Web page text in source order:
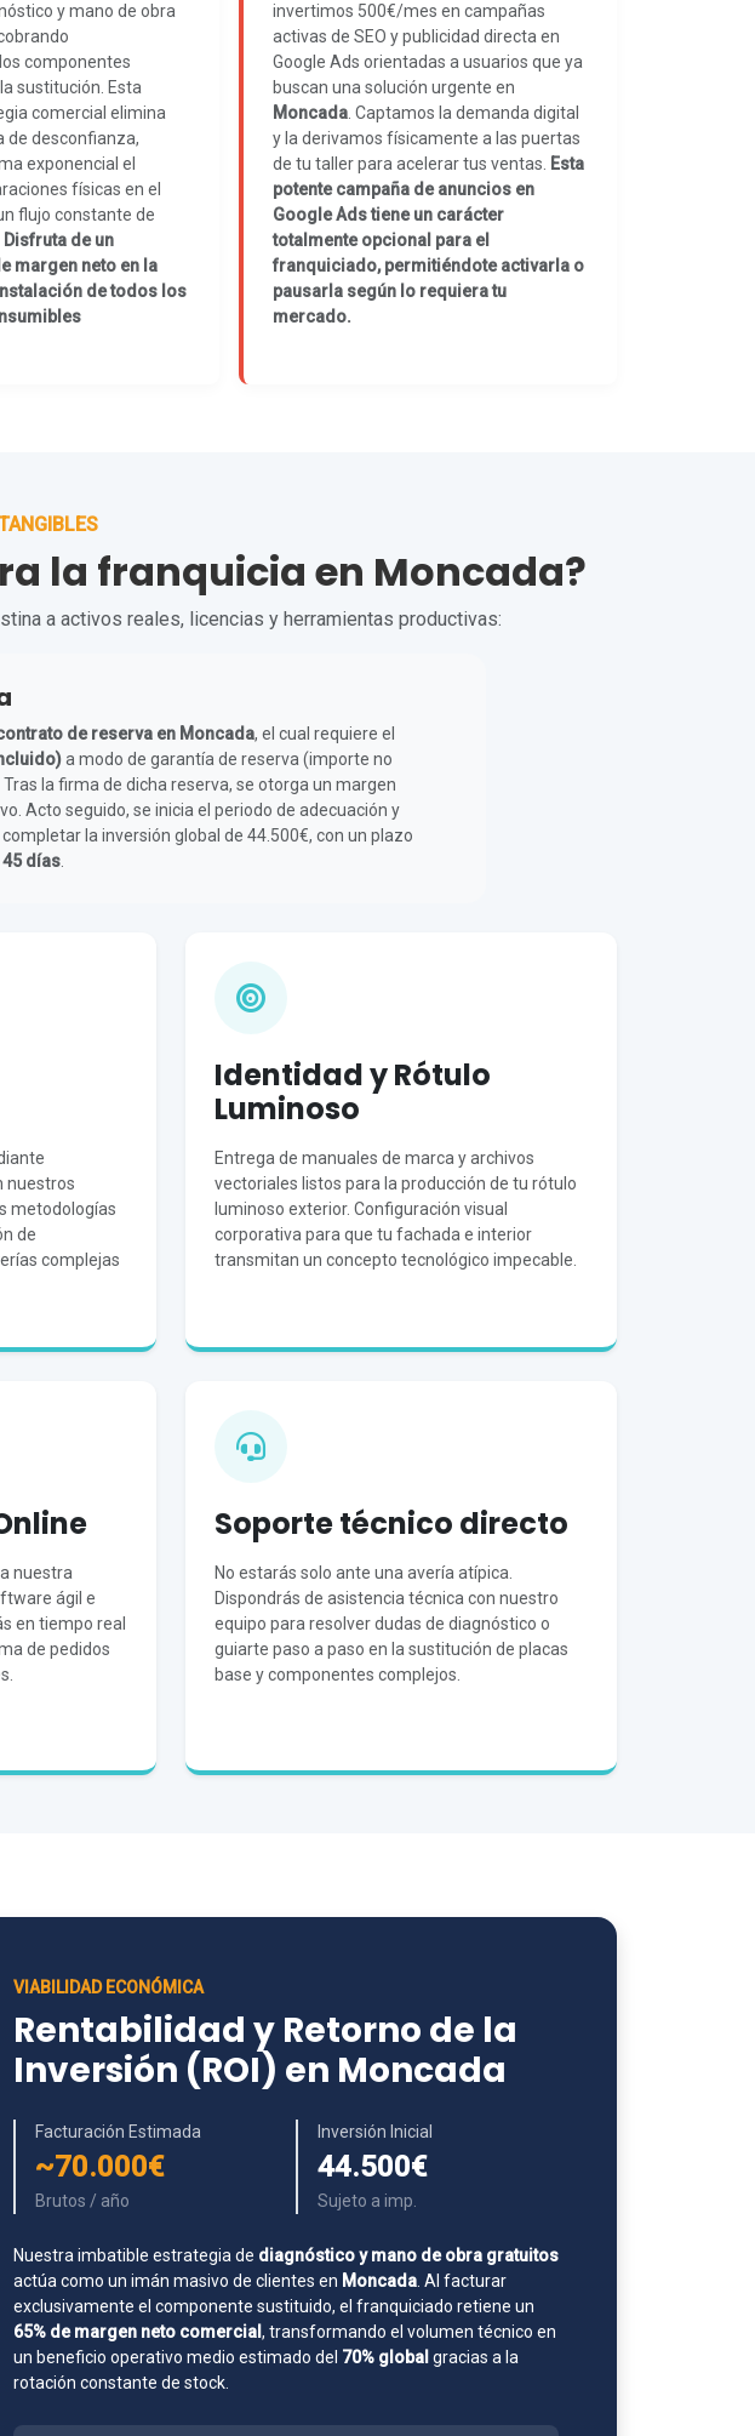
y mano de obra
componentes
sustitución. Esta
comercial elimina
de desconfianza,
exponencial el
físicas en el
flujo constante de
Disfruta de un
margen neto en la
de todos los
invertimos 500€/mes en campañas
activas de SEO y publicidad directa en
Google Ads orientadas a usuarios que ya
buscan una solución urgente en
Moncada. Captamos la demanda digital
y la derivamos físicamente a las puertas
de tu taller para acelerar tus ventas.
Esta
potente campaña de anuncios en
Google Ads tiene un carácter
totalmente opcional para el
franquiciado, permitiéndote activarla o
pausarla según lo requiera tu
mercado.
la franquicia en Moncada?
a activos reales, licencias y herramientas productivas:
de reserva en Moncada, el cual requiere el
a modo de garantía de reserva (importe no
la firma de dicha reserva, se otorga un margen
Acto seguido, se inicia el periodo de adecuación y
la inversión global de 44.500€, con un plazo
45 días
nuestros
metodologías
de
complejas
Identidad y Rótulo
Luminoso
Entrega de manuales de marca y archivos
vectoriales listos para la producción de tu rótulo
luminoso exterior. Configuración visual
corporativa para que tu fachada e interior
transmitan un concepto tecnológico impecable.
nuestra
ágil e
en tiempo real
de pedidos
Soporte técnico directo
No estarás solo ante una avería atípica.
Dispondrás de asistencia técnica con nuestro
equipo para resolver dudas de diagnóstico o
guiarte paso a paso en la sustitución de placas
base y componentes complejos.
VIABILIDAD ECONÓMICA
Rentabilidad y Retorno de la
Inversión (ROI) en Moncada
Facturación Estimada
~70.000€
Brutos / año
Inversión Inicial
44.500€
Sujeto a imp.
Nuestra imbatible estrategia de diagnóstico y mano de obra gratuitos
actúa como un imán masivo de clientes en Moncada . Al facturar
exclusivamente el componente sustituido, el franquiciado retiene un
65% de margen neto comercial , transformando el volumen técnico en
un beneficio operativo medio estimado del 70% global gracias a la
rotación constante de stock.